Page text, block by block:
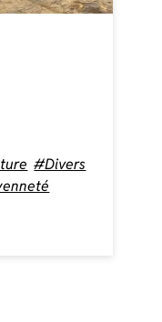
#Divers